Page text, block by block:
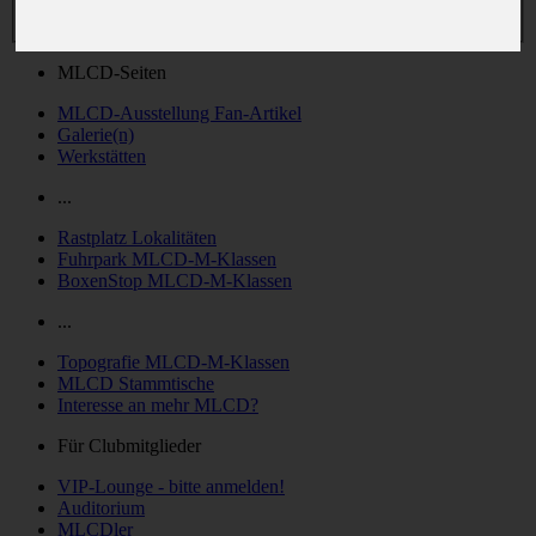
MLCD-Seiten
MLCD-Ausstellung Fan-Artikel
Galerie(n)
Werkstätten
...
Rastplatz Lokalitäten
Fuhrpark MLCD-M-Klassen
BoxenStop MLCD-M-Klassen
...
Topografie MLCD-M-Klassen
MLCD Stammtische
Interesse an mehr MLCD?
Für Clubmitglieder
VIP-Lounge - bitte anmelden!
Auditorium
MLCDler